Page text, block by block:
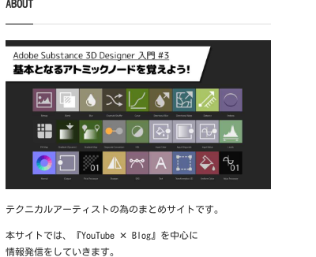
ABOUT
テクニカルアーティストの為のまとめサイトです。
本サイトでは、『YouTube ✕ Blog』を中心に
情報発信をしていきます。